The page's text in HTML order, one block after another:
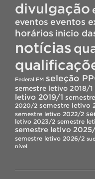
divulgação
eventos eventos
horários inicio
notícias
Federal FM seleção
semestre letivo 2018/1
letivo 2019/1
2020/2 semestre letivo
semestre letivo 2022/2
letivo 2023/2 semestre
semestre letivo
semestre letivo 2026/2
nível